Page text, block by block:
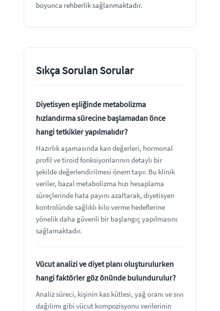
boyunca rehberlik sağlanmaktadır.
Sıkça Sorulan Sorular
Diyetisyen eşliğinde metabolizma
hızlandırma sürecine başlamadan önce
hangi tetkikler yapılmalıdır?
Hazırlık aşamasında kan değerleri, hormonal
profil ve tiroid fonksiyonlarının detaylı bir
şekilde değerlendirilmesi önem taşır. Bu klinik
veriler, bazal metabolizma hızı hesaplama
süreçlerinde hata payını azaltarak, diyetisyen
kontrolünde sağlıklı kilo verme hedeflerine
yönelik daha güvenli bir başlangıç yapılmasını
sağlamaktadır.
Vücut analizi ve diyet planı oluşturulurken
hangi faktörler göz önünde bulundurulur?
Analiz süreci, kişinin kas kütlesi, yağ oranı ve sıvı
dağılımı gibi vücut kompozisyonu verilerinin